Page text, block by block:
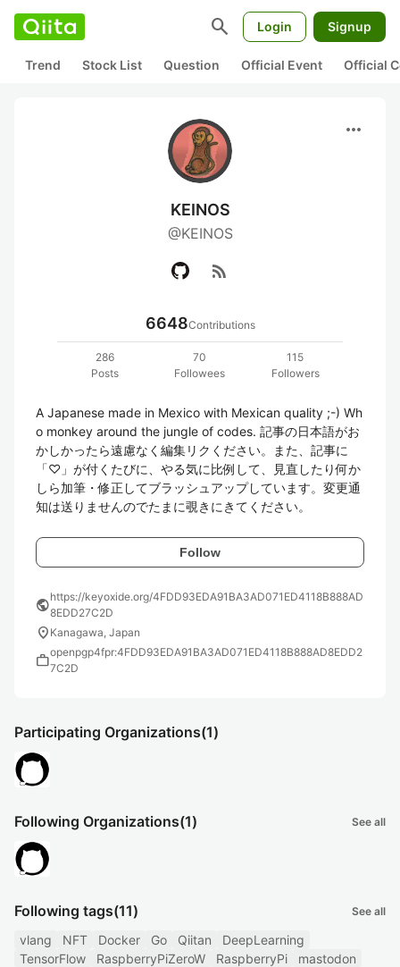
search Login Signup
Trend Stock List Question Official Event Official
more_horiz
KEINOS
@KEINOS
rss_feed
6648Contributions
286
Posts
70
Followees
115
Followers
A Japanese made in Mexico with Mexican quality ;-) Wh
o monkey around the jungle of codes. 記事の日本語がお
かしかったら遠慮なく編集リクください。また、記事に
「♡」が付くたびに、やる気に比例して、見直したり何か
しら加筆・修正してブラッシュアップしています。変更通
知は送りませんのでたまに覗きにきてください。
Follow
publichttps://keyoxide.org/4FDD93EDA91BA3AD071ED4118B888AD
8EDD27C2D
location_on Kanagawa, Japan
workopenpgp4fpr:4FDD93EDA91BA3AD071ED4118B888AD8EDD2
7C2D
Participating Organizations(1)
Following Organizations(1) See all
Following tags(11) See all
vlang NFT Docker Go Qiitan
DeepLearning
TensorFlow
RaspberryPiZeroW RaspberryPi
mastodon